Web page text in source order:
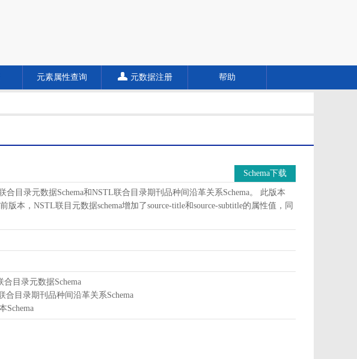
元素属性查询 元数据注册 帮助
Schema下载
合目录元数据Schema和NSTL联合目录期刊品种间沿革关系Schema。 此版本
本，NSTL联目元数据schema增加了source-title和source-subtitle的属性值，同
合目录元数据Schema
合目录期刊品种间沿革关系Schema
Schema